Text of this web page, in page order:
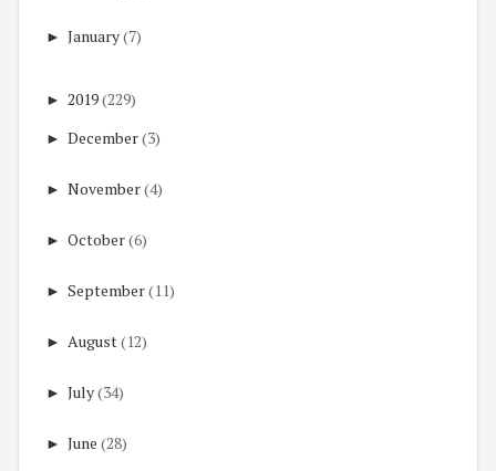
► January(7)
► 2019(229)
► December(3)
► November(4)
► October(6)
► September(11)
► August(12)
► July(34)
► June (28)